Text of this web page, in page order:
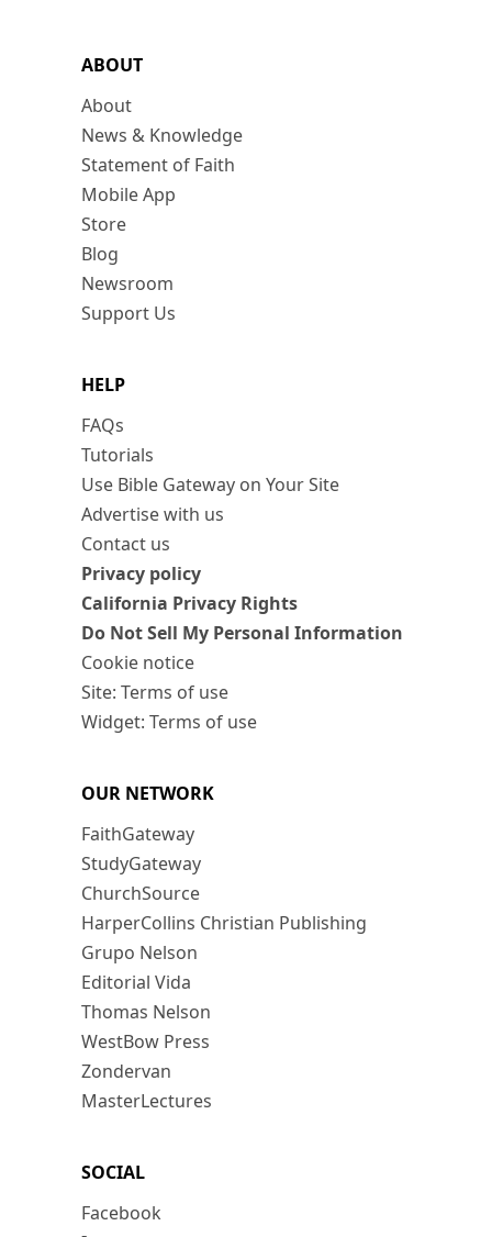
ABOUT
About
News & Knowledge
Statement of Faith
Mobile App
Store
Blog
Newsroom
Support Us
HELP
FAQs
Tutorials
Use Bible Gateway on Your Site
Advertise with us
Contact us
Privacy policy
California Privacy Rights
Do Not Sell My Personal Information
Cookie notice
Site: Terms of use
Widget: Terms of use
OUR NETWORK
FaithGateway
StudyGateway
ChurchSource
HarperCollins Christian Publishing
Grupo Nelson
Editorial Vida
Thomas Nelson
WestBow Press
Zondervan
MasterLectures
SOCIAL
Facebook